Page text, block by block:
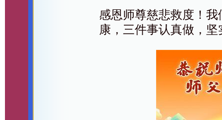
感恩师尊慈悲救度！
康，三件事认真做，